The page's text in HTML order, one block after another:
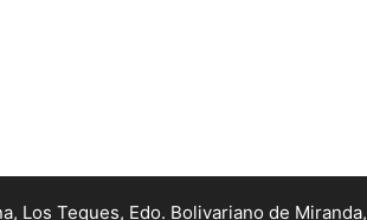
Los Teques, Edo. Bolivariano de Miranda,